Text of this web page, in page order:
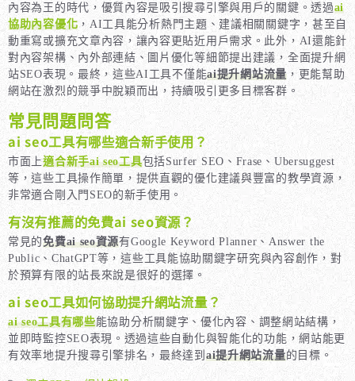
內容為王的時代，優質內容是吸引搜尋引擎與用戶的關鍵。透過ai
協助內容優化 ，AI工具能分析熱門主題、建議相關關鍵字，甚至自
動重寫或擴充文章內容，讓內容更貼近用戶需求。此外，AI還能針
對內容架構、內外部連結、圖片優化等細節提出建議，全面提升網
站SEO表現。最終，這些AI工具不僅能ai提升網站流量，更能幫助
網站在激烈的競爭中脫穎而出，持續吸引更多目標客群。
常見問題問答
ai seo工具有哪些適合新手使用？
市面上適合新手ai seo工具包括Surfer SEO、Frase、Ubersuggest
等，這些工具操作簡單，提供直觀的優化建議與豐富的教學資源，
非常適合剛入門SEO的新手使用。
有沒有推薦的免費ai seo資源？
常見的免費ai seo資源有Google Keyword Planner、Answer the
Public、ChatGPT等，這些工具能協助關鍵字研究與內容創作，對
於預算有限的站長來說是很好的選擇。
ai seo工具如何協助提升網站流量？
ai seo工具有哪些能協助分析關鍵字、優化內容、調整網站結構，
並即時監控SEO表現。透過這些自動化與智能化的功能，網站能更
有效率地提升搜尋引擎排名，最終達到 ai提升網站流量的目標。